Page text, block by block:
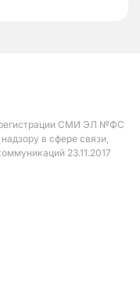
СМИ ЭЛ №ФС
в сфере связи,
23.11.2017